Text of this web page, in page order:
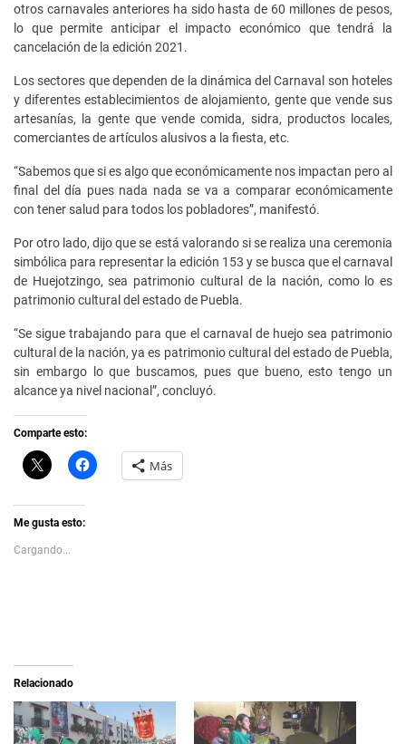
otros carnavales anteriores ha sido hasta de 60 millones de pesos,
lo que permite anticipar el impacto económico que tendrá la
cancelación de la edición 2021.
Los sectores que dependen de la dinámica del Carnaval son hoteles
y diferentes establecimientos de alojamiento, gente que vende sus
artesanías, la gente que vende comida, sidra, productos locales,
comerciantes de artículos alusivos a la fiesta, etc.
“Sabemos que si es algo que económicamente nos impactan pero al
final del día pues nada nada se va a comparar económicamente
con tener salud para todos los pobladores”, manifestó.
Por otro lado, dijo que se está valorando si se realiza una ceremonia
simbólica para representar la edición 153 y se busca que el carnaval
de Huejotzingo, sea patrimonio cultural de la nación, como lo es
patrimonio cultural del estado de Puebla.
“Se sigue trabajando para que el carnaval de huejo sea patrimonio
cultural de la nación, ya es patrimonio cultural del estado de Puebla,
sin embargo lo que buscamos, pues que bueno, esto tengo un
alcance ya nivel nacional”, concluyó.
Comparte esto:
C
l
k
t
s
h
e
b
r
e
e
n
H
a
e
n
F
a
Más
Me gusta esto:
Cargando...
Relacionado